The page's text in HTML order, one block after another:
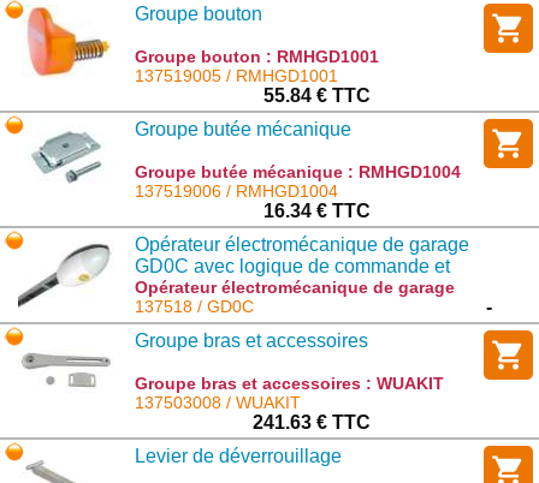
Groupe bouton
Groupe bouton : RMHGD1001
137519005 / RMHGD1001
55.84 € TTC
Groupe butée mécanique
Groupe butée mécanique : RMHGD1004
137519006 / RMHGD1004
16.34 € TTC
Opérateur électromécanique de garage
GD0C avec logique de commande et
récepteur intégrés. Transmission par
chaîne avec rail en acier zingué.
Opérateur électromécanique de garage
GD0C avec logique de commande et
récepteur intégrés. Transmission par
chaîne avec rail en acier zingué. : GD0C
137518 / GD0C
-
Groupe bras et accessoires
Groupe bras et accessoires : WUAKIT
137503008 / WUAKIT
241.63 € TTC
Levier de déverrouillage